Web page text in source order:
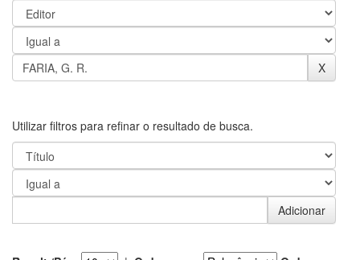
Utilizar filtros para refinar o resultado de busca.